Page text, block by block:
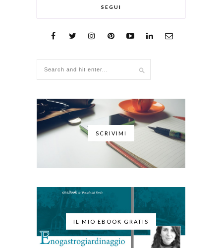
SEGUI
SCRIVIMI
IL MIO EBOOK GRATIS